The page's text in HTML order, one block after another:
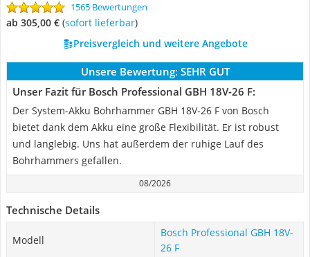
1565 Bewertungen
ab 305,00 € ( Sofort lieferbar)
Preisvergleich und weitere Angebote
Unsere Bewertung: SEHR GUT
Unser Fazit für Bosch Professional GBH 18V-26 F:
Der System-Akku Bohrhammer GBH 18V-26 F von Bosch
bietet dank dem Akku eine große Flexibilität. Er ist robust
und langlebig. Uns hat außerdem der ruhige Lauf des
Bohrhammers gefallen.
08/2026
Technische Details
Modell
Bosch Professional GBH 18V-
26 F